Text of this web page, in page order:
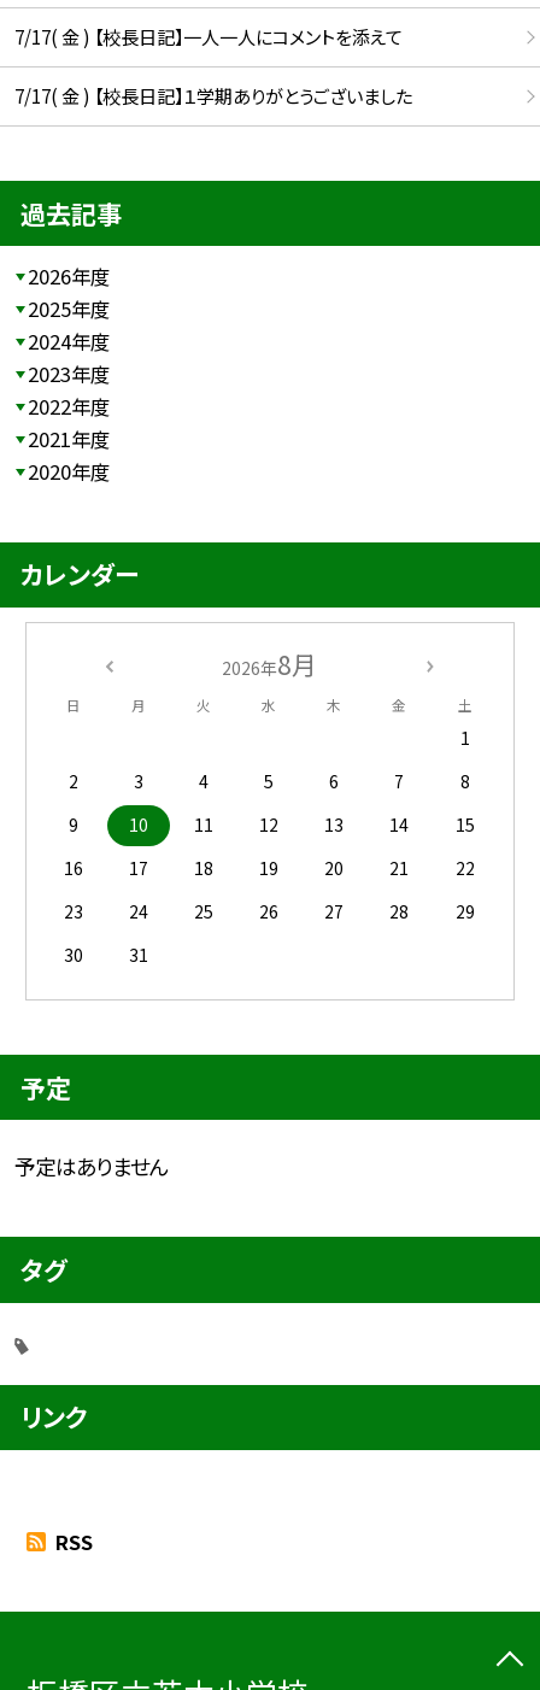
7/17( 金 ) 【校長日記】一人一人にコメントを添えて
7/17( 金 ) 【校長日記】１学期ありがとうございました
過去記事
2026年度
2025年度
2024年度
2023年度
2022年度
2021年度
2020年度
カレンダー
2026年8月
日 月 火 水 木 金 土
1
2
3 4 5 6 7
8
9
10 11 12 13 14
15
16
17 18 19 20 21
22
23
24 25 26 27 28
29
30
31
予定
予定はありません
タグ
リンク
RSS